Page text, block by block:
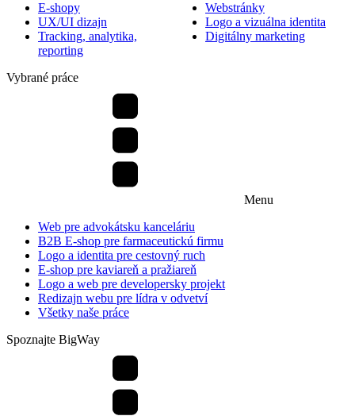
E-shopy
Webstránky
UX/UI dizajn
Logo a vizuálna identita
Tracking, analytika,
reporting
Digitálny marketing
Vybrané práce
Menu
Web pre advokátsku kanceláriu
B2B E-shop pre farmaceutickú firmu
Logo a identita pre cestovný ruch
E-shop pre kaviareň a pražiareň
Logo a web pre developersky projekt
Redizajn webu pre lídra v odvetví
Všetky naše práce
Spoznajte BigWay